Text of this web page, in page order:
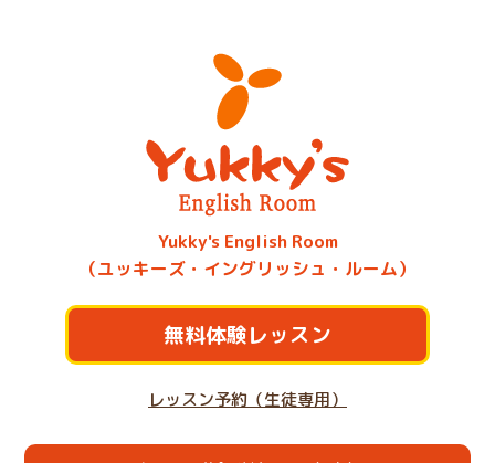
Yukky's English Room
（ユッキーズ・イングリッシュ・ルーム）
無料体験レッスン
レッスン予約（生徒専用）